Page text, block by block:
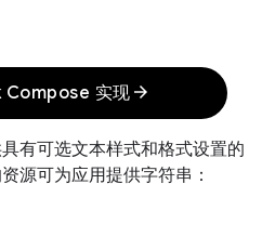
实现 arrow_forward
有可选文本样式和格式设置的
源可为应用提供字符串：